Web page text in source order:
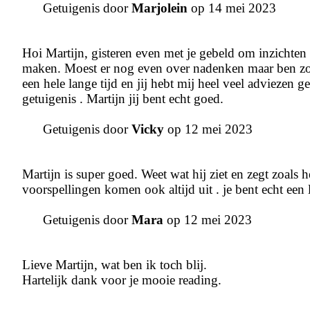
Getuigenis doorMarjolein op 14 mei 2023
Hoi Martijn, gisteren even met je gebeld om
maken. Moest er nog even over nadenken maar
een hele lange tijd en jij hebt mij heel veel adviezen
getuigenis . Martijn jij bent echt goed.
Getuigenis doorVicky op 12 mei 2023
Martijn is super goed. Weet wat hij ziet en zegt zoals
voorspellingen komen ook altijd uit . je bent echt een
Getuigenis doorMara op 12 mei 2023
Lieve Martijn, wat ben ik toch blij.
Hartelijk dank voor je mooie reading.